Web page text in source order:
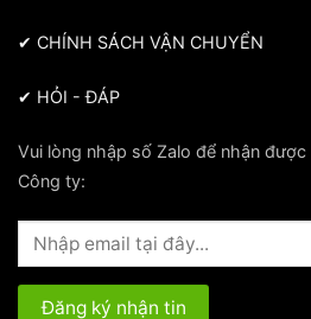
✔ CHÍNH SÁCH VẬN CHUYỂN
✔ HỎI - ĐÁP
Vui lòng nhập số Zalo để nhận
Công ty: